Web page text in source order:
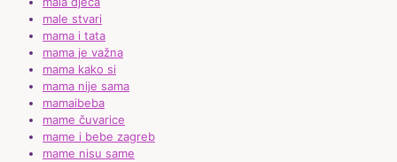
male stvari
mama i tata
mama je važna
mama kako si
mama nije sama
mamaibeba
mame čuvarice
mame i bebe zagreb
mame nisu same